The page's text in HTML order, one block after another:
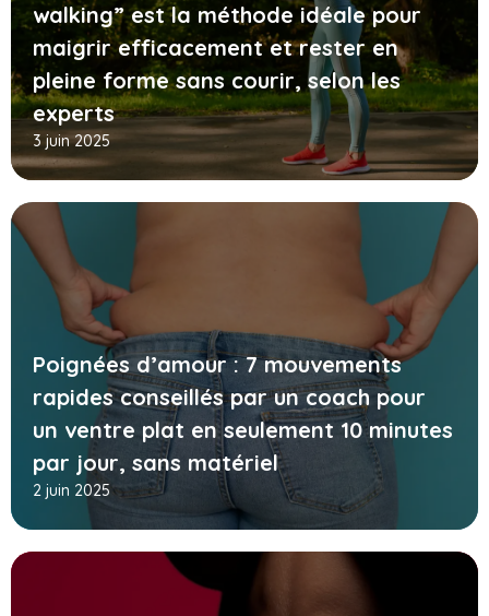
walking” est la méthode idéale pour
maigrir efficacement et rester en
pleine forme sans courir, selon les
experts
3 juin 2025
Poignées d’amour : 7 mouvements
rapides conseillés par un coach pour
un ventre plat en seulement 10 minutes
par jour, sans matériel
2 juin 2025